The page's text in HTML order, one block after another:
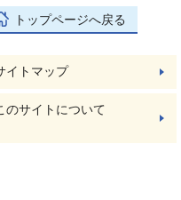
トップページへ戻る
イトマップ
のサイトについて